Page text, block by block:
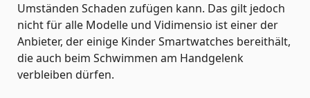
Umständen Schaden zufügen kann. Das gilt jedoch
nicht für alle Modelle und Vidimensio ist einer der
Anbieter, der einige Kinder Smartwatches bereithält,
die auch beim Schwimmen am Handgelenk
verbleiben dürfen.